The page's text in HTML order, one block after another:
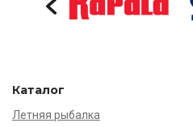
Каталог
Летняя рыбалка